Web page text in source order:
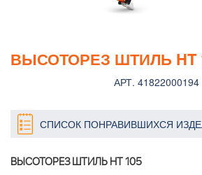
ВЫСОТОРЕЗ ШТИЛЬ HT
АРТ. 41822000194
СПИСОК ПОНРАВИВШИХСЯ
ВЫСОТОРЕЗ ШТИЛЬ HT 105